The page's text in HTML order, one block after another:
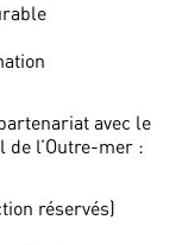
avec le
l’Outre-mer :
réservés)